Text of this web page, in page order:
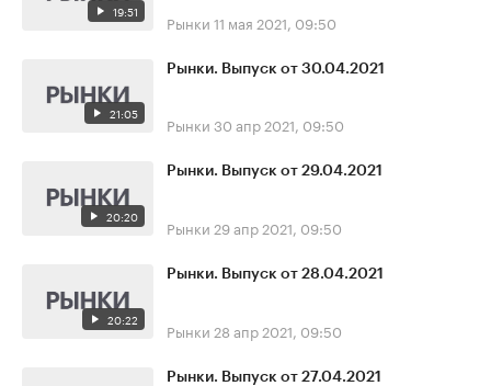
19:51 Рынки 11 мая 2021, 09:50
21:05
Рынки. Выпуск от 30.04.2021
Рынки 30 апр 2021, 09:50
20:20
Рынки. Выпуск от 29.04.2021
Рынки 29 апр 2021, 09:50
20:22
Рынки. Выпуск от 28.04.2021
Рынки 28 апр 2021, 09:50
Рынки. Выпуск от 27.04.2021